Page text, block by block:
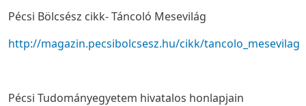
Pécsi Bölcsész cikk- Táncoló Mesevilág
http://magazin.pecsibolcsesz.hu/cikk/tancolo_mesevilag
Pécsi Tudományegyetem hivatalos honlapjain